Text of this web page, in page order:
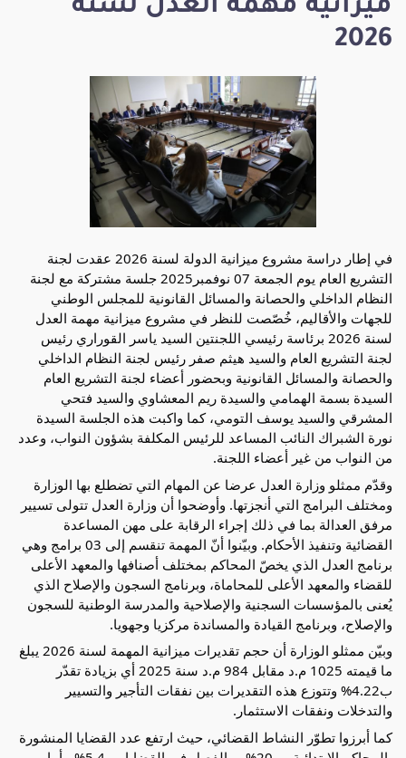
ميزانية مهمة العدل لسنة
2026
في
إطار دراسة مشروع ميزانية الدولة لسنة 2026 عقدت لجنة
التشريع العام يوم الجمعة 07 نوفمبر2025 جلسة مشتركة مع لجنة
النظام الداخلي والحصانة والمسائل القانونية للمجلس الوطني
للجهات والأقاليم، خُصّصت للنظر في مشروع ميزانية مهمة العدل
لسنة 2026 برئاسة رئيسي اللجنتين السيد ياسر القوراري رئيس
لجنة التشريع العام والسيد هيثم صفر رئيس لجنة النظام الداخلي
والحصانة والمسائل القانونية وبحضور أعضاء لجنة التشريع العام
السيدة بسمة الهمامي والسيدة ريم المعشاوي والسيد فتحي
المشرقي والسيد يوسف التومي، كما واكبت هذه الجلسة السيدة
نورة الشبراك النائب المساعد للرئيس المكلفة بشؤون النواب، وعدد
من النواب من غير أعضاء اللجنة.
وقدّم ممثلو وزارة العدل عرضا عن المهام التي تضطلع بها الوزارة
ومختلف البرامج التي أنجزتها. وأوضحوا أن وزارة العدل تتولى تسيير
مرفق العدالة بما في ذلك إجراء الرقابة على مهن المساعدة
القضائية وتنفيذ الأحكام. وبيّنوا أنّ المهمة تنقسم إلى 03 برامج وهي
برنامج العدل الذي يخصّ المحاكم بمختلف أصنافها والمعهد الأعلى
للقضاء والمعهد الأعلى للمحاماة، وبرنامج السجون والإصلاح الذي
يُعنى بالمؤسسات السجنية والإصلاحية والمدرسة الوطنية للسجون
والإصلاح، وبرنامج القيادة والمساندة مركزيا وجهويا.
وبيّن ممثلو الوزارة أن حجم تقديرات ميزانية المهمة لسنة 2026 يبلغ
ما قيمته 1025 م.د مقابل 984 م.د سنة 2025 أي بزيادة تقدّر
ب4.22% وتتوزع هذه التقديرات بين نفقات التأجير والتسيير
والتدخلات ونفقات الاستثمار.
كما أبرزوا تطوّر النشاط القضائي، حيث ارتفع عدد القضايا المنشورة